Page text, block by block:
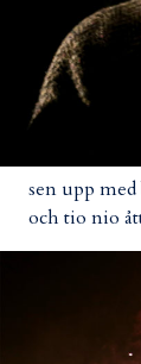
sen upp
och tio nio